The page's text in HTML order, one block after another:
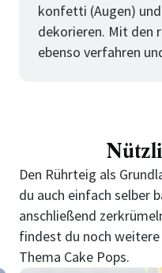
konfetti (Augen)
dekorieren. Mit den
ebenso verfahren
Den Rührteig als
du auch einfach selber
anschließend
findest du noch
Thema Cake Pops.